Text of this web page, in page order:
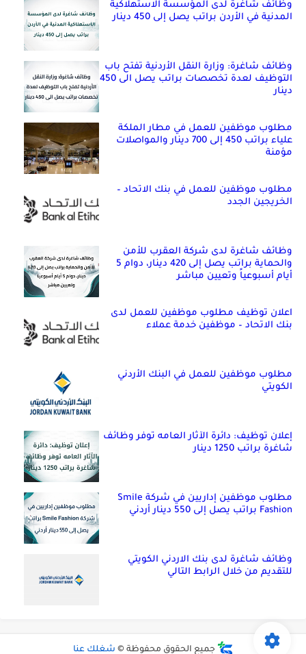
وظائف شاغرة لدى المؤسسة الاستهلاكية
المدنية في الأردن براتب يصل إلى 450 دينار
وظائف شاغرة: وزارة النقل الأردنية تفتح باب
التوظيف لعدة تخصصات براتب يصل الى 450
دينار
مطلوب موظفين للعمل في مطار الملكة
علياء براتب 450 إلى 700 دينار والمواصلات
مؤمنة
مطلوب موظفين للعمل في بنك الاتحاد –
الخريجين الجدد
وظائف شاغرة لدى شركة العقرب للأمن
والحماية براتب يصل إلى 420 دينار، دوام 5
أيام أسبوعياً وتعيين مباشر
اعلان توظيف مطلوب موظفين للعمل لدى
بنك الاتحاد – موظفين خدمة عملاء
مطلوب موظفين للعمل في البنك الأردني
الكويتي
إعلان توظيف: دائرة الآثار العامه توفر وظائف
شاغرة براتب 1250 دينار
مطلوب موظفين إداريين في شركة Smile
Fashion براتب يصل إلى 550 دينار أردني
وظائف شاغرة لدى بنك الاردني الكويتي
للتقديم من خلال الرابط التالي
جميع الحقوق محفوظة © شغلك عنا